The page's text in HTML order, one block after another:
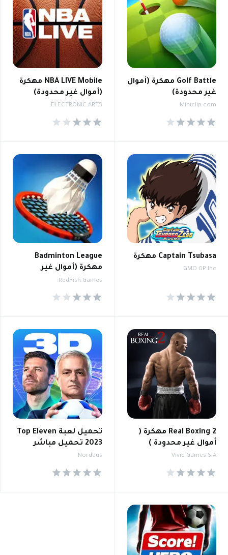
Golf Battle مهكرة (أموال
غير محدودة)
Miniclip com
NBA LIVE Mobile مهكرة
(أموال غير محدودة)
ELECTRONIC ARTS
Captain Tsubasa مهكرة
GMO GP Inc
Badminton League
مهكرة (أموال غير
محدودة)
RedFish Games
Real Boxing 2 مهكرة (
أموال غير محدودة )
Vivid Games S A
تحميل لعبة Top Eleven
2023 تحميل مباشر
Nordeus